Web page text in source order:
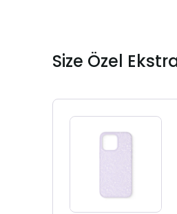
Size Özel